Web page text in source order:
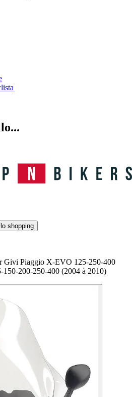
shopping
Givi Piaggio X-EVO 125-250-400
150-200-250-400 (2004 à 2010)